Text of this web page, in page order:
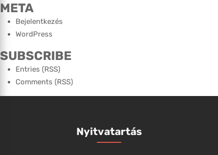
META
Bejelentkezés
WordPress
SUBSCRIBE
Entries (RSS)
Comments (RSS)
Nyitvatartás